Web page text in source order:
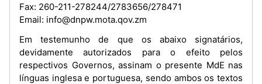
Fax: 260-211-278244/2783656/278471
Email: info@dnpw.mota.qov.zm
Em testemunho de que os abaixo signatários,
devidamente autorizados para o efeito pelos
respectivos Governos, assinam o presente MdE nas
línguas inglesa e portuguesa, sendo ambos os textos